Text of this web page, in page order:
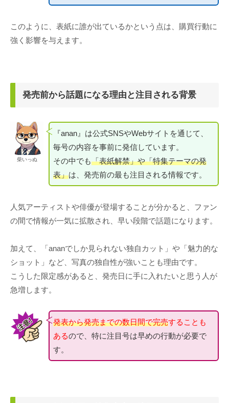
このように、表紙に誰が出ているかという点は、購買行動に
強く影響を与えます。
発売前から話題になる理由と注目される背景
柴いっぬ
『anan』は公式SNSやWebサイトを通じて、
毎号の内容を事前に発信しています。
その中でも「表紙解禁」や「特集テーマの発
表」は、発売前の最も注目される情報です。
人気アーティストや俳優が登場することが分かると、ファン
の間で情報が一気に拡散され、早い段階で話題になります。
加えて、「ananでしか見られない独自カット」や「魅力的な
ショット」など、写真の独自性が強いことも理由です。
こうした限定感があると、発売日に手に入れたいと思う人が
急増します。
発表から発売までの数日間で完売することも
あるので、特に注目号は早めの行動が必要で
す。